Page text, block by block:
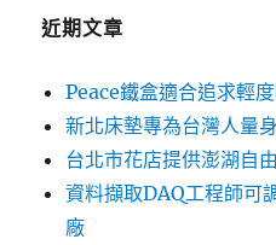
近期文章
Peace鐵盒適合追求輕
新北床墊專為台灣人量
台北市花店提供澎湖自
資料擷取DAQ工程師可
廠